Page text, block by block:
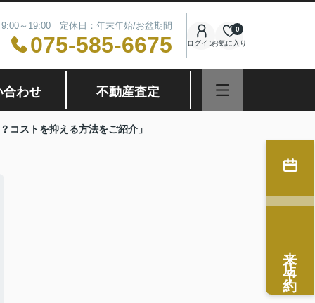
～19:00 定休日：年末年始/お盆期間
075-585-6675 ログインお気に入り
0
合わせ 不動産査定
コストを抑える方法をご紹介」
来店予約